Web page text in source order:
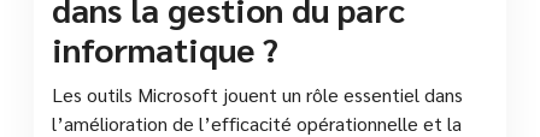
informatique ?
Les outils Microsoft jouent un rôle essentiel dans
l’amélioration de l’efficacité opérationnelle et la